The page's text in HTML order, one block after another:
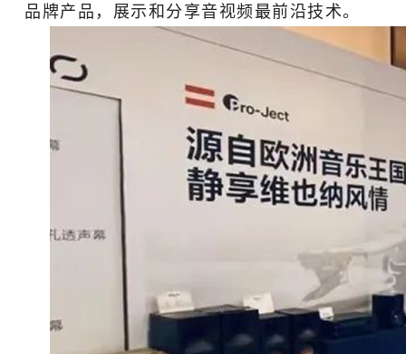
品牌产品，展示和分享音视频最前沿技术。